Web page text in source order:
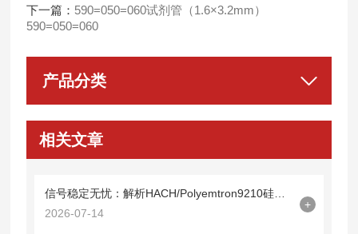
下一篇： 590=050=060试剂管（1.6×3.2mm）
590=050=060
产品分类
相关文章
2026-07-14
+